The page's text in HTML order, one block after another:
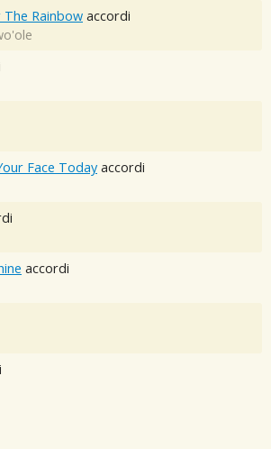
The Rainbow accordi
Face Today accordi
accordi